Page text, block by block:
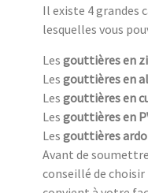
Il existe 4 grandes
lesquelles vous
Les gouttières en
Les gouttières en
Les gouttières en
Les gouttières en
Les gouttières
Avant de
conseillé de